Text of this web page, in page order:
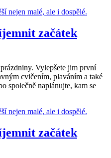
začátek
Vylepšete jim první
cvičením, plaváním a také
společně naplánujte, kam se
začátek